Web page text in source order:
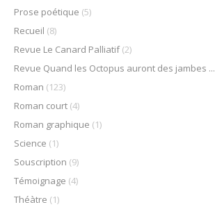
Prose poétique (5)
Recueil (8)
Revue Le Canard Palliatif (2)
Revue Quand les Octopus auront des jambes ...
Roman (123)
Roman court (4)
Roman graphique (1)
Science (1)
Souscription (9)
Témoignage (4)
Théàtre (1)